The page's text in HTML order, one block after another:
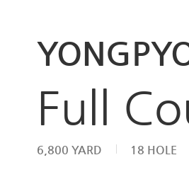
Full
6,800 YARD 18 HOLE